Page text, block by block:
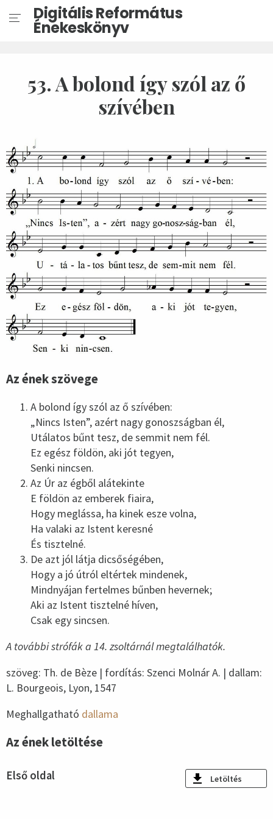
Digitális Református
Énekeskönyv
53. A bolond így szól az ő
szívében
Az ének szövege
A bolond így szól az ő szívében:
„Nincs Isten”, azért nagy gonoszságban él,
Utálatos bűnt tesz, de semmit nem fél.
Ez egész földön, aki jót tegyen,
Senki nincsen.
Az Úr az égből alátekinte
E földön az emberek fiaira,
Hogy meglássa, ha kinek esze volna,
Ha valaki az Istent keresné
És tisztelné.
De azt jól látja dicsőségében,
Hogy a jó útról eltértek mindenek,
Mindnyájan fertelmes bűnben hevernek;
Aki az Istent tisztelné híven,
Csak egy sincsen.
A további strófák a 14. zsoltárnál megtalálhatók.
szöveg: Th. de Bèze | fordítás: Szenci Molnár A. | dallam:
L. Bourgeois, Lyon, 1547
Meghallgatható dallama
Az ének letöltése
Első oldal Letöltés